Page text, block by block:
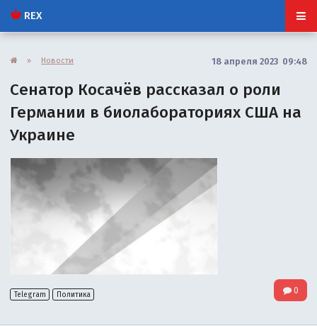
REX
» Новости 18 апреля 2023 09:48
Сенатор Косачёв рассказал о роли
Германии в биолабораториях США на
Украине
Telegram Политика 0